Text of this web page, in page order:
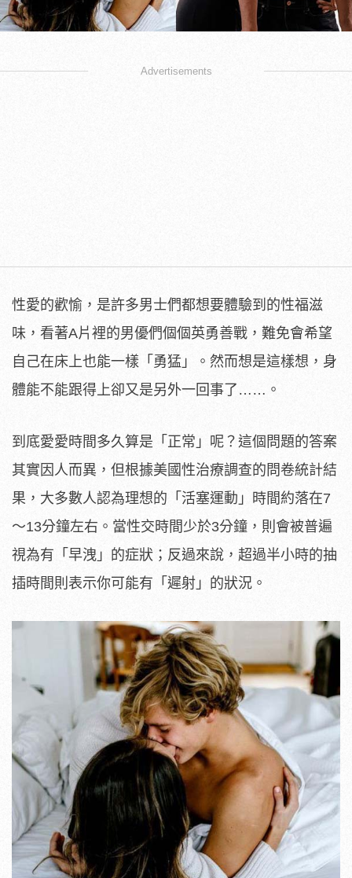
Advertisements
性愛的歡愉，是許多男士們都想要體驗到的性福滋
味，看著A片裡的男優們個個英勇善戰，難免會希望
自己在床上也能一樣「勇猛」。然而想是這樣想，身
體能不能跟得上卻又是另外一回事了……。
到底愛愛時間多久算是「正常」呢？這個問題的答案
其實因人而異，但根據美國性治療調查的問卷統計結
果，大多數人認為理想的「活塞運動」時間約落在7
～13分鐘左右。當性交時間少於3分鐘，則會被普遍
視為有「早洩」的症狀；反過來說，超過半小時的抽
插時間則表示你可能有「遲射」的狀況。